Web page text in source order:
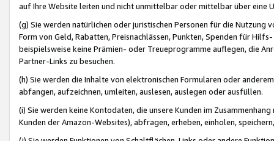
auf Ihre Website leiten und nicht unmittelbar oder mittelbar über eine
(g) Sie werden natürlichen oder juristischen Personen für die Nutzung
Form von Geld, Rabatten, Preisnachlässen, Punkten, Spenden für
beispielsweise keine Prämien- oder Treueprogramme auflegen, die
Partner-Links zu besuchen.
(h) Sie werden die Inhalte von elektronischen Formularen oder
abfangen, aufzeichnen, umleiten, auslesen, auslegen oder ausfüllen.
(i) Sie werden keine Kontodaten, die unsere Kunden im
Kunden der Amazon-Websites), abfragen, erheben, einholen,